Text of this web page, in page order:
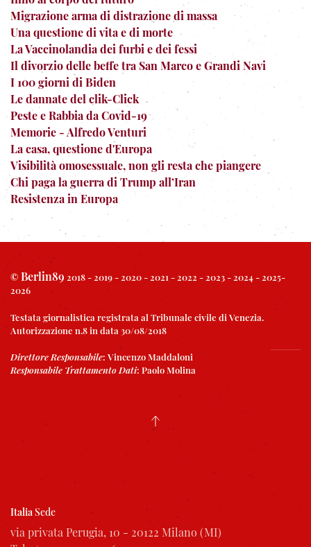
Migrazione arma di distrazione di massa
Una questione di vita e di morte
La Vaccinolandia dei furbi e dei fessi
Il divorzio delle beffe tra San Marco e Grandi Navi
I 100 giorni di Biden
Le dannate del clik-Click
Peste e Rabbia da Covid-19
Memorie - Alfredo Venturi
La casa, questione d'Europa
Visibilità omosessuale, non gli resta che piangere
Chi paga la guerra di Trump all’Iran
Resistenza in Europa
© Berlin89 2018 - 2019 - 2020 - 2021 - 2022 - 2023 - 2024 - 2025-
2026
Testata giornalistica registrata al Tribunale civile di Venezia.
Autorizzazione n.8 in data 30/08/2018
Direttore Responsabile: Vincenzo Maddaloni
Responsabile Trattamento Dati: Paolo Molina
ItaliaSede
via privata Perugia, 10 - 20122 Milano (MI)